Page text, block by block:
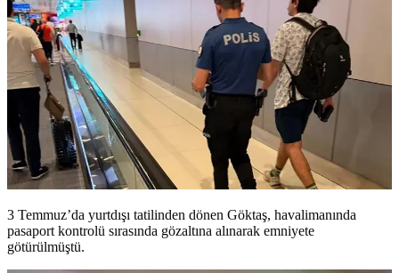
3 Temmuz’da yurtdışı tatilinden dönen Göktaş, havalimanında
pasaport kontrolü sırasında gözaltına alınarak emniyete
götürülmüştü.